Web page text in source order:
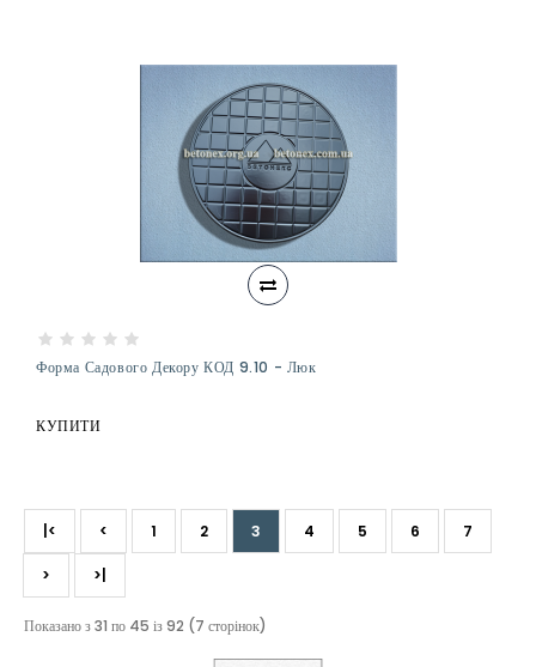
Форма Садового Декору КОД 9.10 - Люк
КУПИТИ
|< < 1 2 3 4 5 6 7
> >|
Показано з 31 по 45 із 92 (7 сторінок)